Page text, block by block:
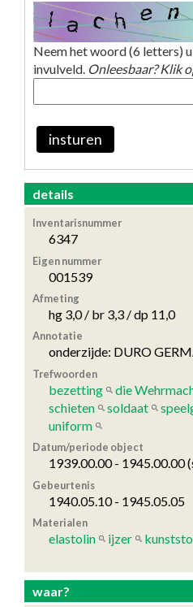
Neem het woord (6 letters)
invulveld. Onleesbaar? Klik
insturen
details
Inventarisnummer
6347
Eigen nummer
001539
Afmeting
hg 3,0 / br 3,3 / dp 11,0
Annotatie
onderzijde: DURO
Trefwoorden
bezetting die
schieten
soldaat
uniform
Datum/periode object
1939.00.00 - 1945.00.00
Gebeurtenis
1940.05.10 - 1945.05.05
Materialen
elastolin ijzer
waar?